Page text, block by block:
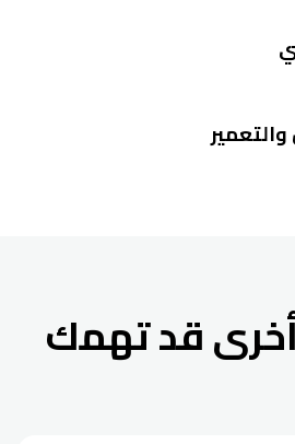
قد تهمك